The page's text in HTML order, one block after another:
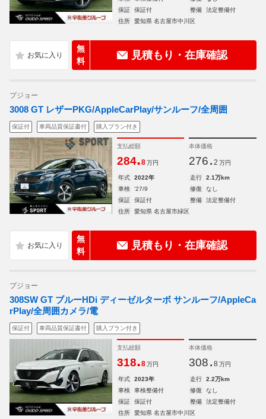
保証
保証付 整備
法定整備付
住所
愛知県 名古屋市中川区
無
料
見積もり・在庫確認
プジョー
3008 GT レザーPKG/AppleCarPlay/サンルーフ/全周囲
保証付 車両品質保証書付 購入プラン付き
支払総額
284.8 万円
本体価格
276. 2 万円
年式 2022年 走行
2.1万km
車検
'27/9 修復
なし
保証
保証付 整備
法定整備付
住所
愛知県 名古屋市緑区
無
料
見積もり・在庫確認
プジョー
308SW GT ブルーHDi ディーゼルターボ サンルーフ/AppleCa
rPlay/全周囲カメラ/電
保証付 車両品質保証書付 購入プラン付き
支払総額
318.8 万円
本体価格
308. 8 万円
年式 2023年 走行
2.2万km
車検
車検整備付 修復
なし
保証
保証付 整備
法定整備付
住所
愛知県 名古屋市中川区